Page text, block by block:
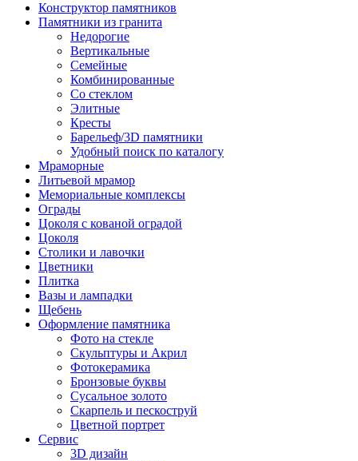
Конструктор памятников
Памятники из гранита
Недорогие
Вертикальные
Семейные
Комбинированные
Со стеклом
Элитные
Кресты
Барельеф/3D памятники
Удобный поиск по каталогу
Мраморные
Литьевой мрамор
Мемориальные комплексы
Ограды
Цоколя с кованой оградой
Цоколя
Столики и лавочки
Цветники
Плитка
Вазы и лампадки
Щебень
Оформление памятника
Фото на стекле
Скульптуры и Акрил
Фотокерамика
Бронзовые буквы
Сусальное золото
Скарпель и пескоструй
Цветной портрет
Сервис
3D дизайн